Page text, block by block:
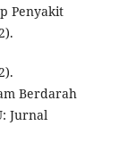
Penyakit
Berdarah
Jurnal